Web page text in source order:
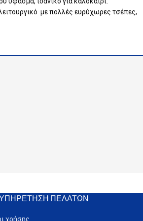
με πολλές ευρύχωρες τσέπες,
ΠΕΛΑΤΏΝ
χρήσης